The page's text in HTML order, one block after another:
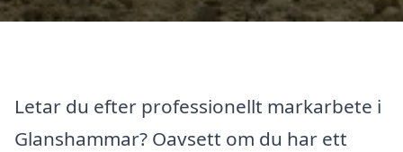
Letar du efter professionellt markarbete i
Glanshammar? Oavsett om du har ett